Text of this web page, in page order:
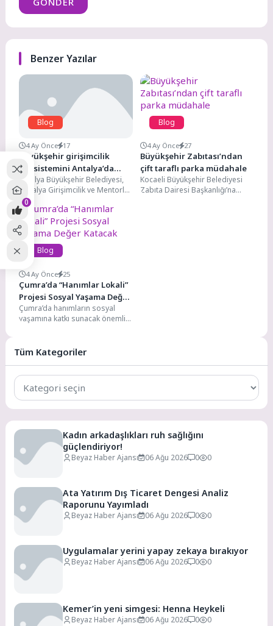
Benzer Yazılar
Blog
4 Ay Önce 17
Büyükşehir girişimcilik
ekosistemini Antalya’da
buluşturdu
Antalya Büyükşehir Belediyesi,
“Antalya Girişimcilik ve Mentorluk
Kampı” ile Antalya ve
İstanbul’daki girişimcilik
dünyasını bir...
Blog
4 Ay Önce 27
Büyükşehir Zabıtası’ndan
çift taraflı parka müdahale
Kocaeli Büyükşehir Belediyesi
Zabıta Dairesi Başkanlığı’na
Blog
4 Ay Önce 25
Çumra’da “Hanımlar Lokali”
Projesi Sosyal Yaşama Değer
Katacak
Çumra’da hanımların sosyal
yaşamına katkı sunacak önemli
Tüm Kategoriler
Tüm
Kategoriler
Kadın arkadaşlıkları ruh sağlığını
güçlendiriyor!
Beyaz Haber Ajansı 06 Ağu 2026 0 0
Ata Yatırım Dış Ticaret Dengesi Analiz
Raporunu Yayımladı
Beyaz Haber Ajansı 06 Ağu 2026 0 0
Uygulamalar yerini yapay zekaya bırakıyor
Beyaz Haber Ajansı 06 Ağu 2026 0 0
Kemer’in yeni simgesi: Henna Heykeli
Beyaz Haber Ajansı 06 Ağu 2026 0 0
0